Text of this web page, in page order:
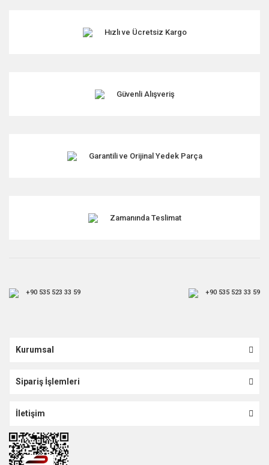
Ürün resmi kalitesiz, bozuk veya görüntülenemiyor.
Ürün fiyatı diğer sitelerden daha pahalı.
Hızlı ve Ücretsiz Kargo
Güvenli Alışveriş
Garantili ve Orijinal Yedek Parça
Zamanında Teslimat
+90 535 523 33 59 +90 535 523 33 59
Kurumsal
Sipariş İşlemleri
İletişim